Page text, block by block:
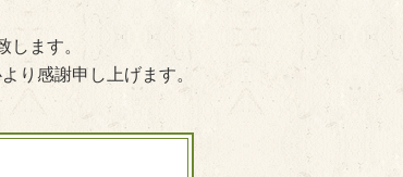
ます。
り感謝申し上げます。